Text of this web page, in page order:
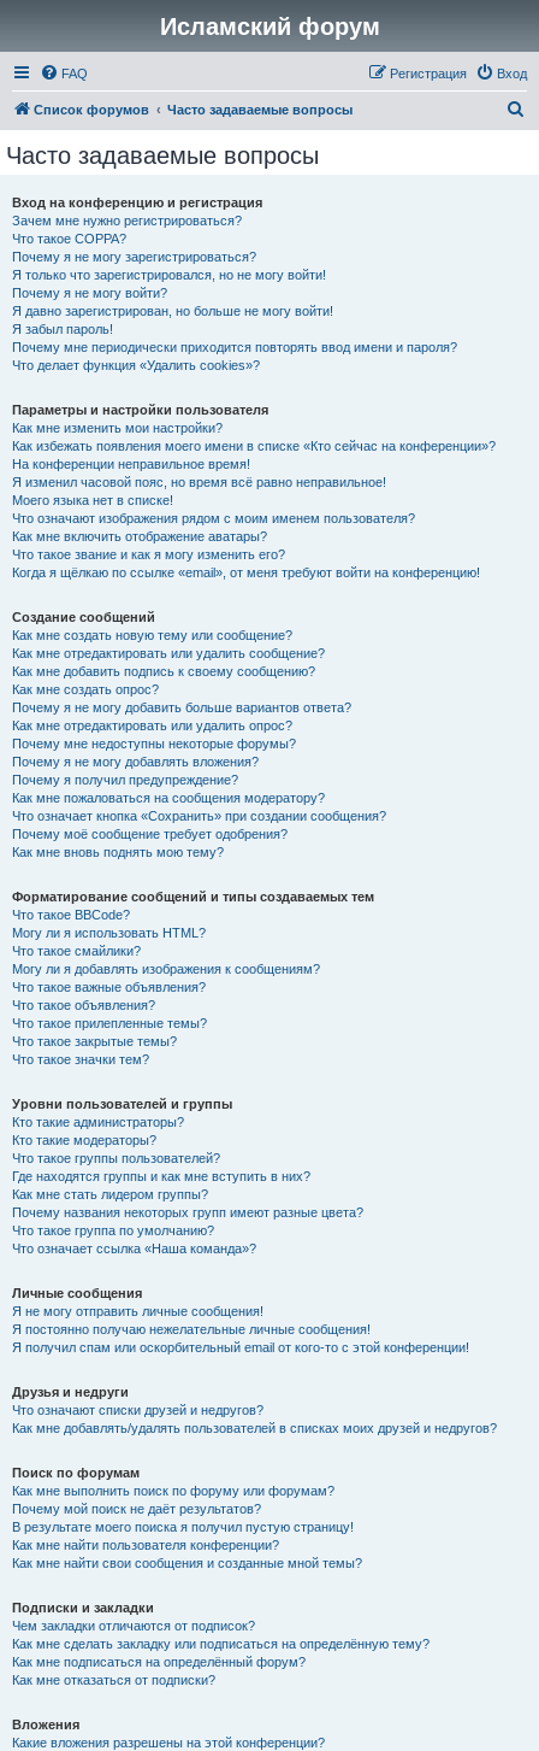
Исламский форум
FAQ Вход
Регистрация
Список форумов Часто задаваемые вопросы
Часто задаваемые вопросы
Вход на конференцию и регистрация
Зачем мне нужно регистрироваться?
Что такое COPPA?
Почему я не могу зарегистрироваться?
Я только что зарегистрировался, но не могу войти!
Почему я не могу войти?
Я давно зарегистрирован, но больше не могу войти!
Я забыл пароль!
Почему мне периодически приходится повторять ввод имени и пароля?
Что делает функция «Удалить cookies»?
Параметры и настройки пользователя
Как мне изменить мои настройки?
Как избежать появления моего имени в списке «Кто сейчас на конференции»?
На конференции неправильное время!
Я изменил часовой пояс, но время всё равно неправильное!
Моего языка нет в списке!
Что означают изображения рядом с моим именем пользователя?
Как мне включить отображение аватары?
Что такое звание и как я могу изменить его?
Когда я щёлкаю по ссылке «email», от меня требуют войти на конференцию!
Создание сообщений
Как мне создать новую тему или сообщение?
Как мне отредактировать или удалить сообщение?
Как мне добавить подпись к своему сообщению?
Как мне создать опрос?
Почему я не могу добавить больше вариантов ответа?
Как мне отредактировать или удалить опрос?
Почему мне недоступны некоторые форумы?
Почему я не могу добавлять вложения?
Почему я получил предупреждение?
Как мне пожаловаться на сообщения модератору?
Что означает кнопка «Сохранить» при создании сообщения?
Почему моё сообщение требует одобрения?
Как мне вновь поднять мою тему?
Форматирование сообщений и типы создаваемых тем
Что такое BBCode?
Могу ли я использовать HTML?
Что такое смайлики?
Могу ли я добавлять изображения к сообщениям?
Что такое важные объявления?
Что такое объявления?
Что такое прилепленные темы?
Что такое закрытые темы?
Что такое значки тем?
Уровни пользователей и группы
Кто такие администраторы?
Кто такие модераторы?
Что такое группы пользователей?
Где находятся группы и как мне вступить в них?
Как мне стать лидером группы?
Почему названия некоторых групп имеют разные цвета?
Что такое группа по умолчанию?
Что означает ссылка «Наша команда»?
Личные сообщения
Я не могу отправить личные сообщения!
Я постоянно получаю нежелательные личные сообщения!
Я получил спам или оскорбительный email от кого-то с этой конференции!
Друзья и недруги
Что означают списки друзей и недругов?
Как мне добавлять/удалять пользователей в списках моих друзей и недругов?
Поиск по форумам
Как мне выполнить поиск по форуму или форумам?
Почему мой поиск не даёт результатов?
В результате моего поиска я получил пустую страницу!
Как мне найти пользователя конференции?
Как мне найти свои сообщения и созданные мной темы?
Подписки и закладки
Чем закладки отличаются от подписок?
Как мне сделать закладку или подписаться на определённую тему?
Как мне подписаться на определённый форум?
Как мне отказаться от подписки?
Вложения
Какие вложения разрешены на этой конференции?